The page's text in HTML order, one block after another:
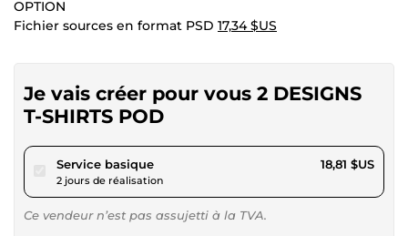
OPTION
Fichier sources en format PSD 17,34 $US
Je vais créer pour vous 2 DESIGNS
T-SHIRTS POD
Service basiquepour 17,34 $US
2 jours de réalisation
18,81 $US
Ce vendeur n’est pas assujetti à la TVA.